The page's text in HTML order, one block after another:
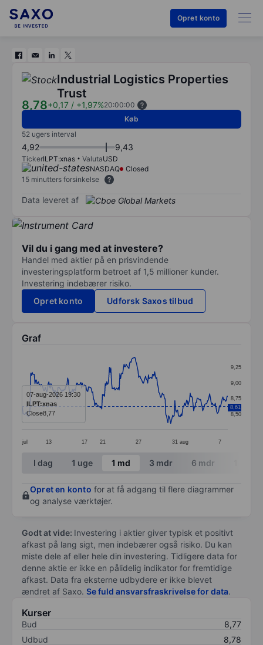
Opret konto
Industrial Logistics Properties
Trust
8,78+0,17 / +1,97%20:00:00
Køb
52 ugers interval
4,92 9,43
TickerILPT:xnas ValutaUSD
NASDAQ
Closed
15 minutters forsinkelse
Data leveret af
Vil du i gang med at investere?
Handel med aktier på en prisvindende
investeringsplatform betroet af 1,5 millioner kunder.
Investering indebærer risiko.
Opret konto
Udforsk Saxos tilbud
Graf
Line chart with 297 data points.
The chart has 1 X axis displaying categories.
The chart has 1 Y axis displaying values. Data
jul 13 17 21 27 31 aug 7
8,50
8,75
9,00
9,25
8,61
07-aug-2026 19:30
ILPT:xnas
Close8,77
End of interactive chart.
I dag 1 uge 1 md 3 mdr 6 mdr
Opret en konto for at få adgang til flere diagrammer
og analyse værktøjer.
Godt at vide: Investering i aktier giver typisk et positivt
afkast på lang sigt, men indebærer også risiko. Du kan
miste dele af eller hele din investering. Tidligere data for
denne aktie er ikke en pålidelig indikator for fremtidige
afkast. Data fra eksterne udbydere er ikke blevet
ændret af Saxo. Se fuld ansvarsfraskrivelse for data.
Kurser
Bud
8,77
Udbud
8,78